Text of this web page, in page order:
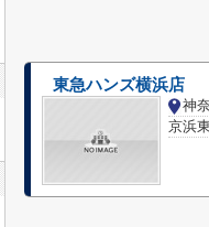
東急ハンズ横浜店
神
京浜